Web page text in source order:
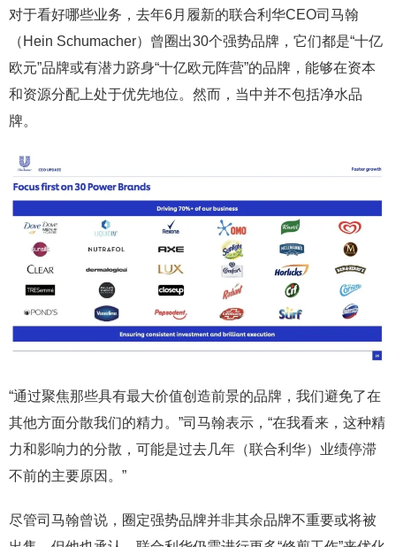
对于看好哪些业务，去年6月履新的联合利华CEO司马翰
（Hein Schumacher）曾圈出30个强势品牌，它们都是“十亿
欧元”品牌或有潜力跻身“十亿欧元阵营”的品牌，能够在资本
和资源分配上处于优先地位。然而，当中并不包括净水品
牌。
“通过聚焦那些具有最大价值创造前景的品牌，我们避免了在
其他方面分散我们的精力。”司马翰表示，“在我看来，这种精
力和影响力的分散，可能是过去几年（联合利华）业绩停滞
不前的主要原因。”
尽管司马翰曾说，圈定强势品牌并非其余品牌不重要或将被